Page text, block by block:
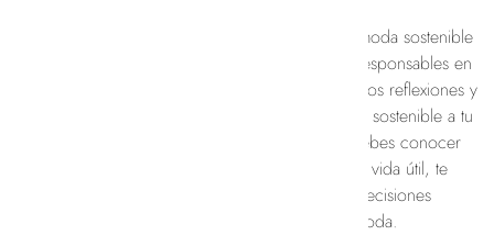
En Andreajune, creemos en la importancia de la moda sostenible
y estamos comprometidos a promover prácticas responsables en
toda nuestra industria. En nuestro blog, compartimos reflexiones y
consejos sobre cómo puedes incorporar la moda sostenible a tu
propio estilo de vida. Desde marcas éticas que debes conocer
hasta consejos para cuidar tu ropa y prolongar su vida útil, te
ofrecemos recursos útiles para ayudarte a tomar decisiones
informadas y conscientes sobre tu consumo de moda.